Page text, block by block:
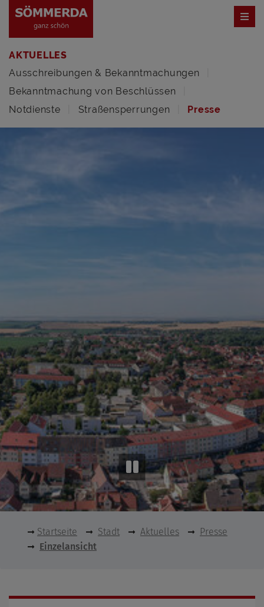
AKTUELLES
Ausschreibungen & Bekanntmachungen
Bekanntmachung von Beschlüssen
Notdienste
Straßensperrungen Presse
Startseite Stadt Aktuelles
Presse
Einzelansicht